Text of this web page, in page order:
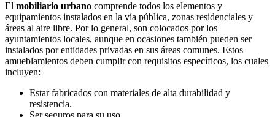
El mobiliario urbano comprende todos los elementos y
equipamientos instalados en la vía pública, zonas residenciales y
áreas al aire libre. Por lo general, son colocados por los
ayuntamientos locales, aunque en ocasiones también pueden ser
instalados por entidades privadas en sus áreas comunes. Estos
amueblamientos deben cumplir con requisitos específicos, los cuales
incluyen:
Estar fabricados con materiales de alta durabilidad y
resistencia.
Ser seguros para su uso.